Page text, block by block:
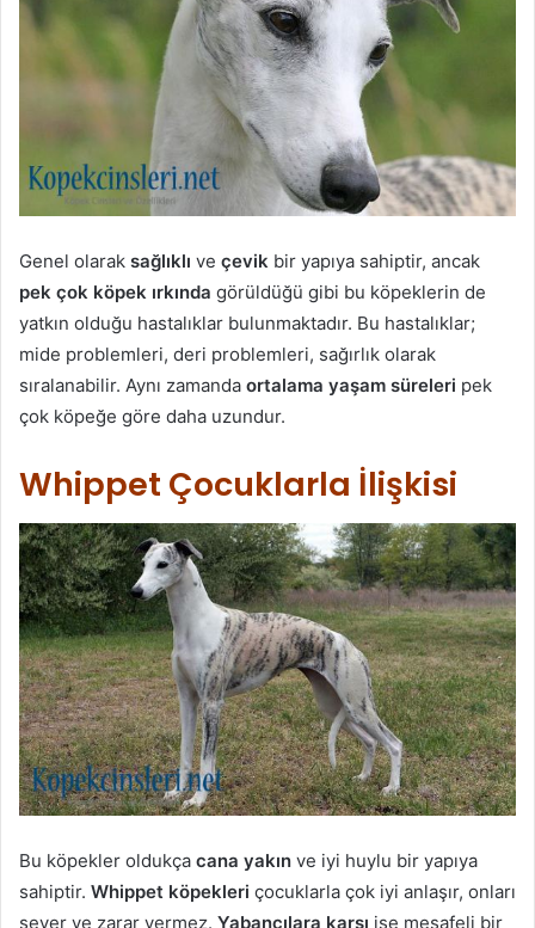
Genel olarak sağlıklı ve çevik bir yapıya sahiptir, ancak
pek çok köpek ırkında görüldüğü gibi bu köpeklerin de
yatkın olduğu hastalıklar bulunmaktadır. Bu hastalıklar;
mide problemleri, deri problemleri, sağırlık olarak
sıralanabilir. Aynı zamanda ortalama yaşam süreleri pek
çok köpeğe göre daha uzundur.
Whippet Çocuklarla İlişkisi
Bu köpekler oldukça cana yakın ve iyi huylu bir yapıya
sahiptir. Whippet köpekleri çocuklarla çok iyi anlaşır, onları
sever ve zarar vermez. Yabancılara karşı ise mesafeli bir